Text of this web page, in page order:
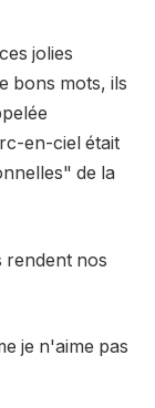
jolies
bons mots, ils
en-ciel était
de la
rendent nos
je n'aime pas